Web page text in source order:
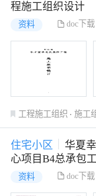
程施工组织设计
资料 doc下载
工程施工组织 施工
住宅小区
华夏
心项目B4总承包
资料 doc下载